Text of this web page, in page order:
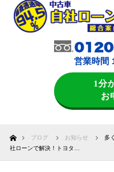
営業時間
1分
お
ホームブログ お知らせ
多
社ローンで解決！トヨタ…